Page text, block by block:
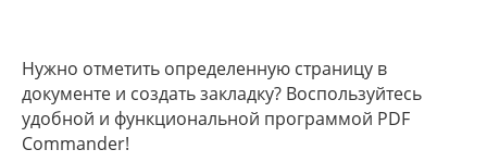
Нужно отметить определенную страницу в
документе и создать закладку? Воспользуйтесь
удобной и функциональной программой PDF
Commander!